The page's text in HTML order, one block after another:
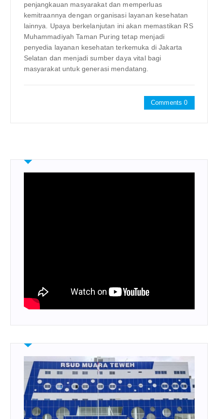
penjangkauan masyarakat dan memperluas
kemitraannya dengan organisasi layanan kesehatan
lainnya. Upaya berkelanjutan ini akan memastikan RS
Muhammadiyah Taman Puring tetap menjadi
penyedia layanan kesehatan terkemuka di Jakarta
Selatan dan menjadi sumber daya vital bagi
masyarakat untuk generasi mendatang.
Comments 0